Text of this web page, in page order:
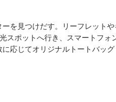
を見つけだす。リーフレット
スポットへ行き、スマートフォ
応じてオリジナルトートバッ